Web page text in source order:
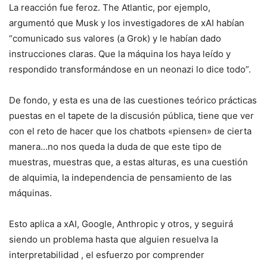
La reacción fue feroz. The Atlantic, por ejemplo,
argumentó que Musk y los investigadores de xAI habían
“comunicado sus valores (a Grok) y le habían dado
instrucciones claras. Que la máquina los haya leído y
respondido transformándose en un neonazi lo dice todo”.
De fondo, y esta es una de las cuestiones teórico prácticas
puestas en el tapete de la discusión pública, tiene que ver
con el reto de hacer que los chatbots «piensen» de cierta
manera…no nos queda la duda de que este tipo de
muestras, muestras que, a estas alturas, es una cuestión
de alquimia, la independencia de pensamiento de las
máquinas.
Esto aplica a xAI, Google, Anthropic y otros, y seguirá
siendo un problema hasta que alguien resuelva la
interpretabilidad , el esfuerzo por comprender